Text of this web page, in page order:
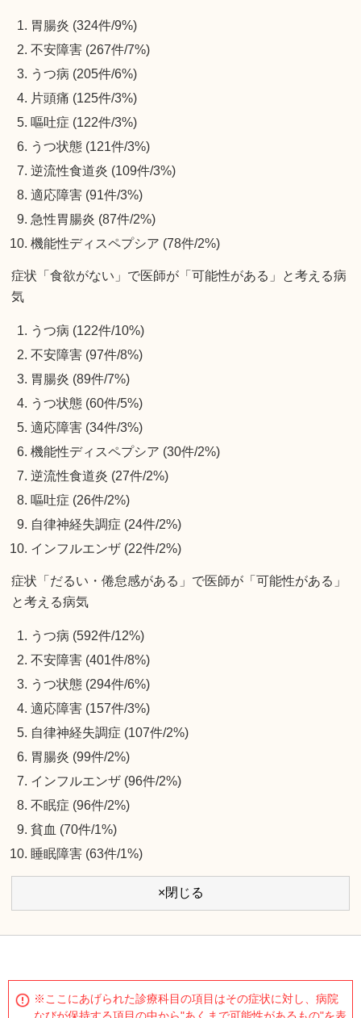
胃腸炎 (324件/9%)
不安障害 (267件/7%)
うつ病 (205件/6%)
片頭痛 (125件/3%)
嘔吐症 (122件/3%)
うつ状態 (121件/3%)
逆流性食道炎 (109件/3%)
適応障害 (91件/3%)
急性胃腸炎 (87件/2%)
機能性ディスペプシア (78件/2%)
症状「食欲がない」で医師が「可能性がある」と考える病
気
うつ病 (122件/10%)
不安障害 (97件/8%)
胃腸炎 (89件/7%)
うつ状態 (60件/5%)
適応障害 (34件/3%)
機能性ディスペプシア (30件/2%)
逆流性食道炎 (27件/2%)
嘔吐症 (26件/2%)
自律神経失調症 (24件/2%)
インフルエンザ (22件/2%)
症状「だるい・倦怠感がある」で医師が「可能性がある」
と考える病気
うつ病 (592件/12%)
不安障害 (401件/8%)
うつ状態 (294件/6%)
適応障害 (157件/3%)
自律神経失調症 (107件/2%)
胃腸炎 (99件/2%)
インフルエンザ (96件/2%)
不眠症 (96件/2%)
貧血 (70件/1%)
睡眠障害 (63件/1%)
×閉じる
※ここにあげられた診療科目の項目はその症状に対し、病院